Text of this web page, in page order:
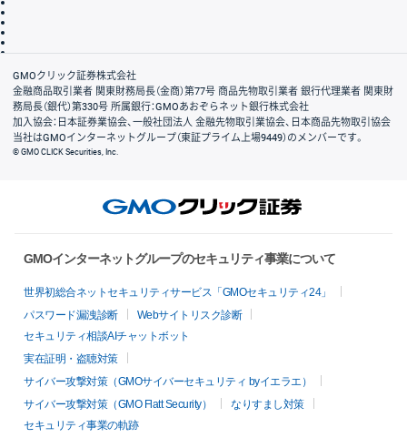
会社案内
GMOクリック証券株式会社
金融商品取引業者 関東財務局長（金商）第77号 商品先物取引業者 銀行代理業者 関東財
務局長（銀代）第330号 所属銀行：GMOあおぞらネット銀行株式会社
加入協会：日本証券業協会、一般社団法人 金融先物取引業協会、日本商品先物取引協会
当社はGMOインターネットグループ（東証プライム上場9449）のメンバーです。
© GMO CLICK Securities, Inc.
GMOインターネットグループのセキュリティ事業について
世界初総合ネットセキュリティサービス「GMOセキュリティ24」
パスワード漏洩診断
Webサイトリスク診断
セキュリティ相談AIチャットボット
実在証明・盗聴対策
サイバー攻撃対策（GMOサイバーセキュリティ byイエラエ）
サイバー攻撃対策（GMO Flatt Security）
なりすまし対策
セキュリティ事業の軌跡